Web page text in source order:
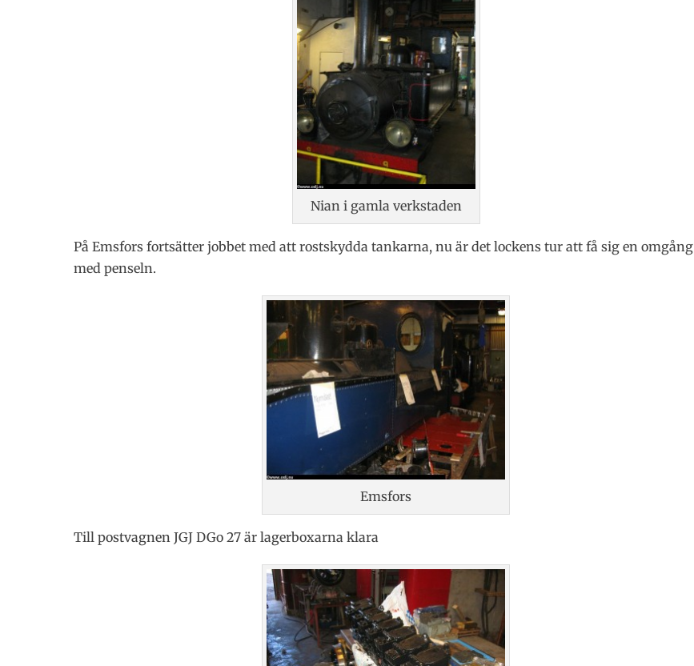
Nian i gamla verkstaden
På Emsfors fortsätter jobbet med att rostskydda tankarna, nu är det lockens tur att få sig en omgång
med penseln.
Emsfors
Till postvagnen JGJ DGo 27 är lagerboxarna klara